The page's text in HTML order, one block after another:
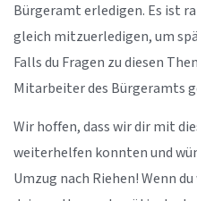
Bürgeramt erledigen. Es ist
gleich mitzuerledigen, um
Falls du Fragen zu diesen
Mitarbeiter des Bürgeramts
Wir hoffen, dass wir dir mit
weiterhelfen konnten und
Umzug nach Riehen! Wenn